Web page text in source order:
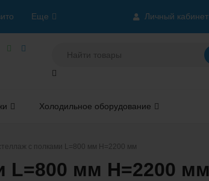
Личный кабинет
Еще
Холодильное оборудование
с полками L=800 мм H=2200 мм
L=800 мм H=2200 мм